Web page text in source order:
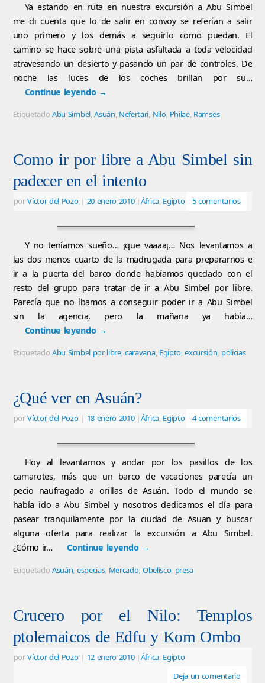
Ya estando en ruta en nuestra excursión a Abu Simbel
me di cuenta que lo de salir en convoy se referían a salir
uno primero y los demás a seguirlo como puedan. El
camino se hace sobre una pista asfaltada a toda velocidad
atravesando un desierto y pasando un par de controles. De
noche las luces de los coches brillan por su…
Continue leyendo →
EtiquetadoAbu Simbel,Asuán, Nefertari, Nilo, Philae, Ramses
Como ir por libre a Abu Simbel sin
padecer en el intento
porVíctor del Pozo | 20 enero 2010 |África, Egipto 5 comentarios
Y no teníamos sueño… ¡que vaaaa¡… Nos levantamos a
las dos menos cuarto de la madrugada para prepararnos e
ir a la puerta del barco donde habíamos quedado con el
resto del grupo para tratar de ir a Abu Simbel por libre.
Parecía que no íbamos a conseguir poder ir a Abu Simbel
sin la agencia, pero la mañana ya había…
Continue leyendo →
EtiquetadoAbu Simbel por libre,caravana, Egipto,excursión, policias
¿Qué ver en Asuán?
porVíctor del Pozo | 18 enero 2010 |África, Egipto 4 comentarios
Hoy al levantarnos y andar por los pasillos de los
camarotes, más que un barco de vacaciones parecía un
pecio naufragado a orillas de Asuán. Todo el mundo se
había ido a Abu Simbel y nosotros dedicamos el día para
pasear tranquilamente por la ciudad de Asuan y buscar
alguna oferta para realizar la excursión a Abu Simbel.
¿Cómo ir…
Continue leyendo →
EtiquetadoAsuán especias, Mercado, Obelisco, presa
Crucero por el Nilo: Templos
ptolemaicos de Edfu y Kom Ombo
porVíctor del Pozo | 12 enero 2010 |África, Egipto
Deja un comentario